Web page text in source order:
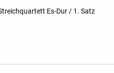
Es-Dur / 1. Satz